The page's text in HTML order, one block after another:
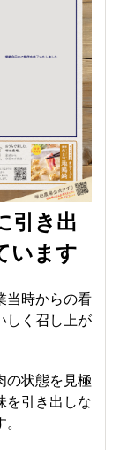
引き出
います
当時からの看
しく召し上が
の状態を見極
を引き出しな